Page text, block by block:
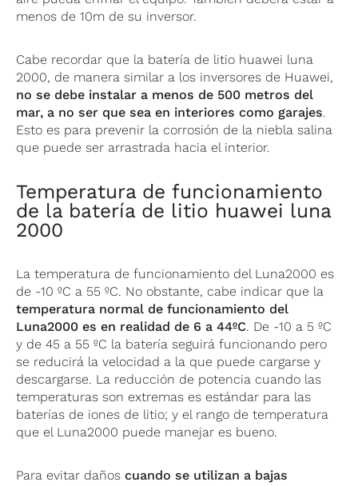
menos de 10m de su inversor.
Cabe recordar que la batería de litio huawei luna
2000, de manera similar a los inversores de Huawei,
no se debe instalar a menos de 500 metros del
mar, a no ser que sea en interiores como garajes.
Esto es para prevenir la corrosión de la niebla salina
que puede ser arrastrada hacia el interior.
Temperatura de funcionamiento
de la batería de litio huawei luna
2000
La temperatura de funcionamiento del Luna2000 es
de -10 ºC a 55 ºC. No obstante, cabe indicar que la
temperatura normal de funcionamiento del
Luna2000 es en realidad de 6 a 44ºC. De -10 a 5 ºC
y de 45 a 55 ºC la batería seguirá funcionando pero
se reducirá la velocidad a la que puede cargarse y
descargarse. La reducción de potencia cuando las
temperaturas son extremas es estándar para las
baterías de iones de litio; y el rango de temperatura
que el Luna2000 puede manejar es bueno.
Para evitar dañoscuando se utilizan a bajas